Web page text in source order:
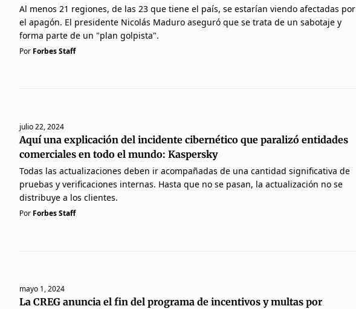
Al menos 21 regiones, de las 23 que tiene el país, se estarían viendo afectadas por
el apagón. El presidente Nicolás Maduro aseguró que se trata de un sabotaje y
forma parte de un "plan golpista".
Por Forbes Staff
julio 22, 2024
Aquí una explicación del incidente cibernético que paralizó entidades
comerciales en todo el mundo: Kaspersky
Todas las actualizaciones deben ir acompañadas de una cantidad significativa de
pruebas y verificaciones internas. Hasta que no se pasan, la actualización no se
distribuye a los clientes.
Por Forbes Staff
mayo 1, 2024
La CREG anuncia el fin del programa de incentivos y multas por